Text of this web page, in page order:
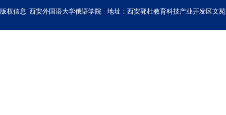
版权信息 西安外国语大学俄语学院 地址：西安郭杜教育科技产业开发区文